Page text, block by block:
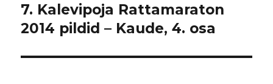
7. Kalevipoja Rattamaraton
2014 pildid – Kaude, 4. osa